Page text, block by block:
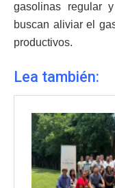
gasolinas regular
buscan aliviar el
productivos.
Lea también: